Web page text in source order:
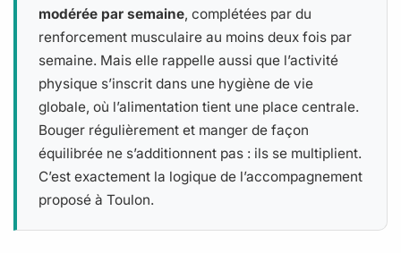
modérée par semaine, complétées par du
renforcement musculaire au moins deux fois par
semaine. Mais elle rappelle aussi que l’activité
physique s’inscrit dans une hygiène de vie
globale, où l’alimentation tient une place centrale.
Bouger régulièrement et manger de façon
équilibrée ne s’additionnent pas : ils se multiplient.
C’est exactement la logique de l’accompagnement
proposé à Toulon.